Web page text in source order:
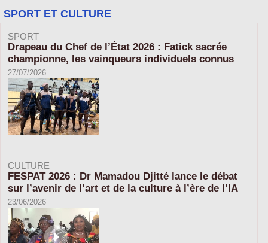
SPORT ET CULTURE
SPORT
Drapeau du Chef de l’État 2026 : Fatick sacrée
championne, les vainqueurs individuels connus
27/07/2026
CULTURE
FESPAT 2026 : Dr Mamadou Djitté lance le débat
sur l’avenir de l’art et de la culture à l’ère de l’IA
23/06/2026